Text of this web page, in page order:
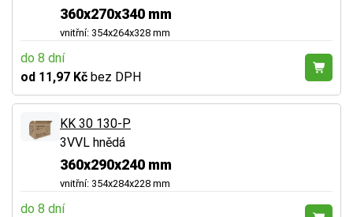
360x270x340 mm
vnitřní: 354x264x328 mm
do 8 dní
od 11,97 Kč bez DPH
KK 30 130-P
3VVL hnědá
360x290x240 mm
vnitřní: 354x284x228 mm
do 8 dní